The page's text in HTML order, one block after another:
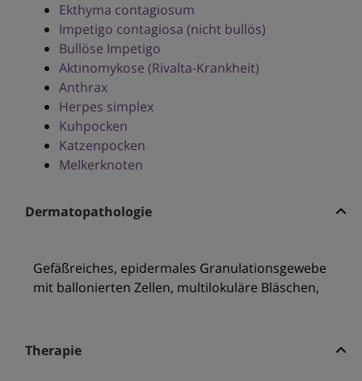
Ekthyma contagiosum
Impetigo contagiosa (nicht bullös)
Bullöse Impetigo
Aktinomykose (Rivalta-Krankheit)
Anthrax
Herpes simplex
Kuhpocken
Katzenpocken
Melkerknoten
Dermatopathologie
Gefäßreiches, epidermales Granulationsgewebe
mit ballonierten Zellen, multilokuläre Bläschen,
Therapie